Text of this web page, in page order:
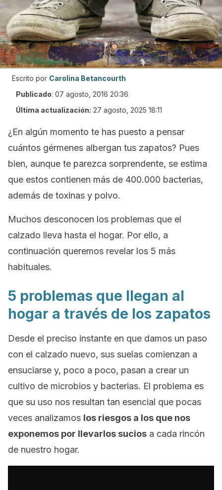
Escrito por Carolina Betancourth
Publicado: 07 agosto, 2016 20:36
Última actualización: 27 agosto, 2025 18:11
¿En algún momento te has puesto a pensar
cuántos gérmenes albergan tus zapatos? Pues
bien, aunque te parezca sorprendente, se estima
que estos contienen más de 400.000 bacterias,
además de toxinas y polvo.
Muchos desconocen los problemas que el
calzado lleva hasta el hogar. Por ello, a
continuación queremos revelar los 5 más
habituales.
5 problemas que llegan al
hogar a través de los zapatos
Desde el preciso instante en que damos un paso
con el calzado nuevo, sus suelas comienzan a
ensuciarse y, poco a poco, pasan a crear un
cultivo de microbios y bacterias. El problema es
que su uso nos resultan tan esencial que pocas
veces analizamos los riesgos a los que nos
exponemos por llevarlos sucios a cada rincón
de nuestro hogar.